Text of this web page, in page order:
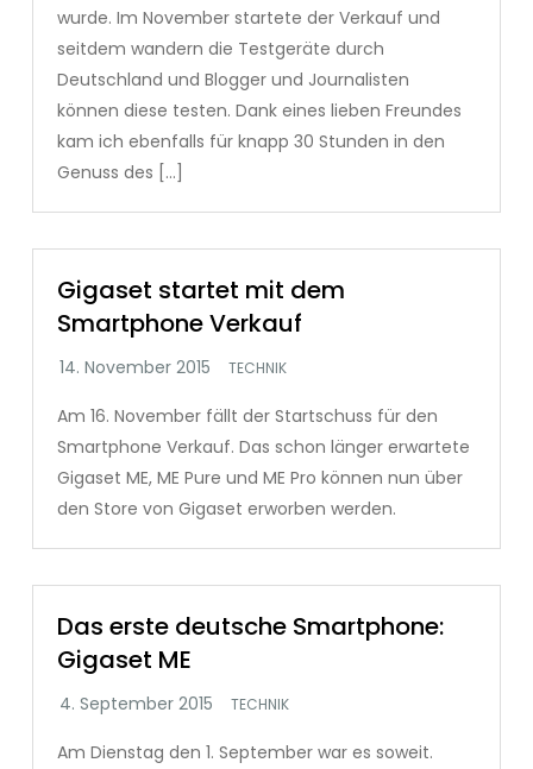
wurde. Im November startete der Verkauf und
seitdem wandern die Testgeräte durch
Deutschland und Blogger und Journalisten
können diese testen. Dank eines lieben Freundes
kam ich ebenfalls für knapp 30 Stunden in den
Genuss des […]
Gigaset startet mit dem
Smartphone Verkauf
TECHNIK
Am 16. November fällt der Startschuss für den
Smartphone Verkauf. Das schon länger erwartete
Gigaset ME, ME Pure und ME Pro können nun über
den Store von Gigaset erworben werden.
Das erste deutsche Smartphone:
Gigaset ME
TECHNIK
Am Dienstag den 1. September war es soweit.